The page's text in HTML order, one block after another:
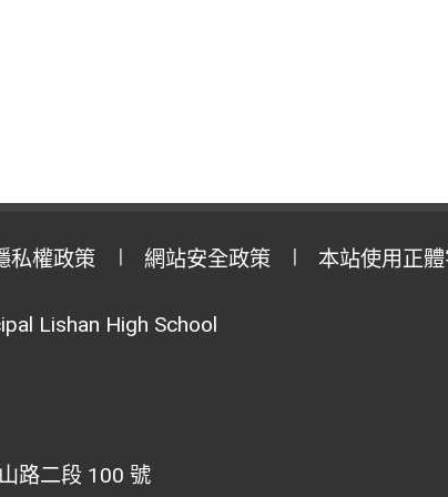
私權政策 網站安全政策 本站使用正
Lishan High School
路二段 100 號